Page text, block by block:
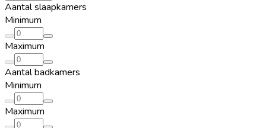
Aantal slaapkamers
Minimum
Maximum
Aantal badkamers
Minimum
Maximum